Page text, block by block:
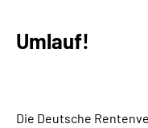
Umlauf!
Die Deutsche